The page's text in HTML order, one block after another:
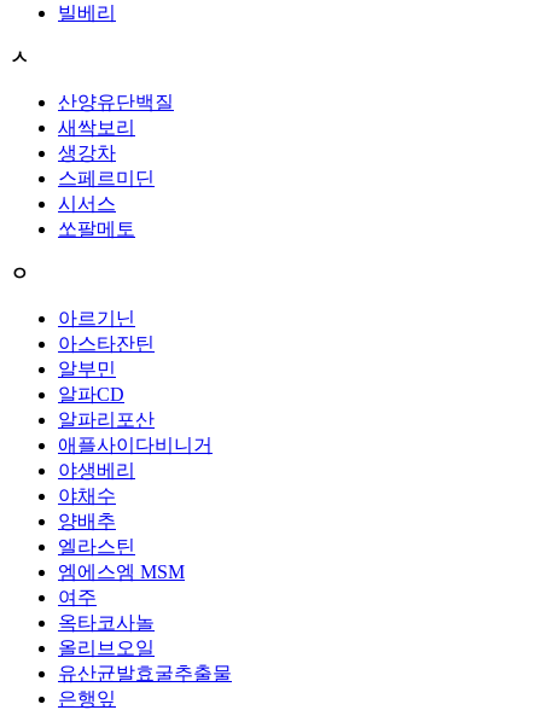
빌베리
ㅅ
산양유단백질
새싹보리
생강차
스페르미딘
시서스
쏘팔메토
ㅇ
아르기닌
아스타잔틴
알부민
알파CD
알파리포산
애플사이다비니거
야생베리
야채수
양배추
엘라스틴
엠에스엠 MSM
여주
옥타코사놀
올리브오일
유산균발효굴추출물
은행잎